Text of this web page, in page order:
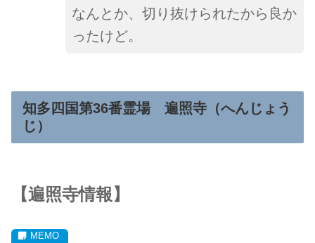
なんとか、切り抜けられたから良か
ったけど。
知多四国第36番霊場 遍照寺（へんじょう
じ）
【遍照寺情報】